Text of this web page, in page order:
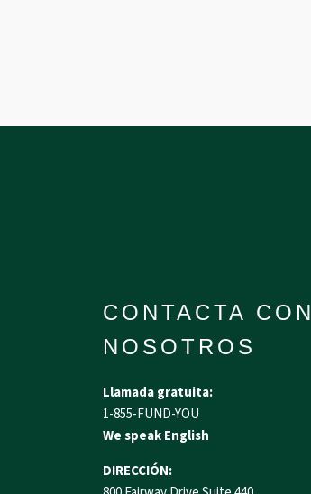
CONTACTA CON
NOSOTROS
Llamada gratuita:
1-855-FUND-YOU
We speak English
DIRECCIÓN: